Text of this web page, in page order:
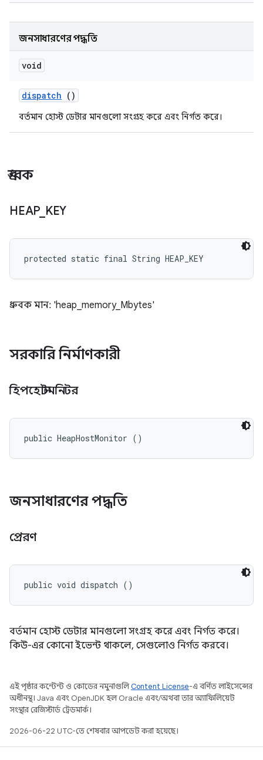
জনসাধারণের পদ্ধতি
void
dispatch ()
বর্তমান হোস্ট ডেটার মানগুলো সংগ্রহ করে এবং নির্গত করে।
ধ্রুবক
HEAP_ KEY
protected static final String HEAP_KEY
ধ্রুবক মান: 'heap_memory_Mbytes'
সরকারি নির্মাণকারী
হিপহোস্টমনিটর
public HeapHostMonitor ()
জনসাধারণের পদ্ধতি
প্রেরণ
public void dispatch ()
বর্তমান হোস্ট ডেটার মানগুলো সংগ্রহ করে এবং নির্গত করে।
কিউ-এর কোনো ইভেন্ট থাকলে, সেগুলোও নির্গত করবে।
এই পৃষ্ঠার কন্টেন্ট ও কোডের নমুনাগুলিContent License-এ বর্ণিত লাইসেন্সের
অধীনস্থ। Java এবং OpenJDK হল Oracle এবং/অথবা তার অ্যাফিলিয়েট
সংস্থার রেজিস্টার্ড ট্রেডমার্ক।
2026-06-22 UTC-তে শেষবার আপডেট করা হয়েছে।